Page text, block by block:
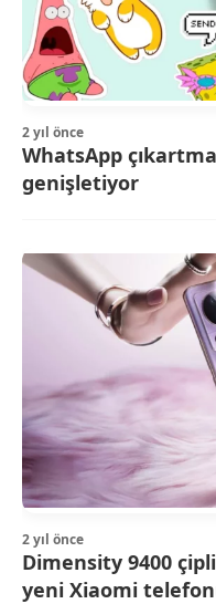
2 yıl önce
WhatsApp
genişletiyor
2 yıl önce
Dimensity 9400
yeni Xiaomi